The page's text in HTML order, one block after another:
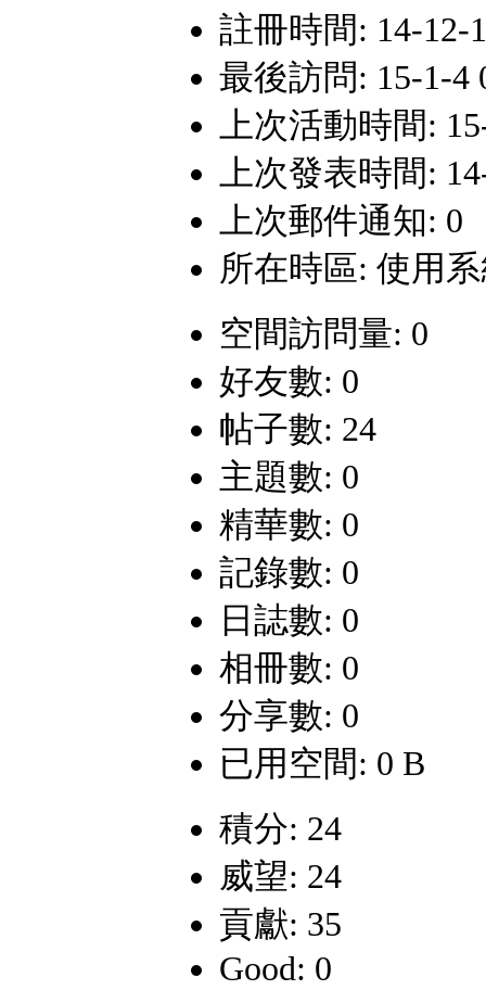
註冊時間: 14-12-
最後訪問: 15-1-4
上次活動時間:
上次發表時間:
上次郵件通知: 0
所在時區: 使用
空間訪問量: 0
好友數: 0
帖子數: 24
主題數: 0
精華數: 0
記錄數: 0
日誌數: 0
相冊數: 0
分享數: 0
已用空間: 0 B
積分: 24
威望: 24
貢獻: 35
Good: 0